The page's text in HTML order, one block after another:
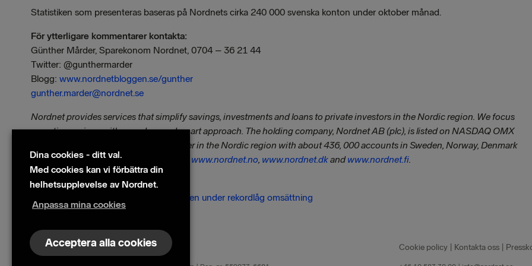
Statistiken som presenteras baseras på Nordnets cirka 240 000 svenska konton under oktober månad.
För ytterligare kommentarer kontakta:
Günther Mårder, Sparekonom Nordnet, 0704 – 36 21 44
Twitter: @gunthermarder
Blogg: www.nordnetbloggen.se/gunther
gunther.marder@nordnet.se
Nordnet provides services that simplify savings, investments and loans to private investors in the Nordic region. We focus
on active savings with a modern and smart approach. The holding company, Nordnet AB (plc), is listed on NASDAQ OMX
Stockholm. Nordnet is the leading broker in the Nordic region with about 436, 000 accounts in Sweden, Norway, Denmark
and Finland. Visit us at
www.nordnet.no, www.nordnet.dkandwww.nordnet.fi.
Filer
Spararna vänder verkstadsaktier ryggen under rekordlåg omsättning
© 2026 Nordnet AB (publ) Cookie policy Kontakta oss
Dina cookies - ditt val.
Med cookies kan vi förbättra din
helhetsupplevelse av Nordnet.
Anpassa mina cookies
Acceptera alla cookies